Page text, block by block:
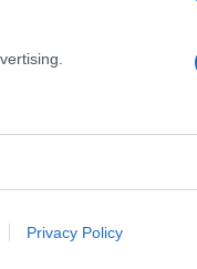
Privacy Policy
ενημερωθείτε
Πιο